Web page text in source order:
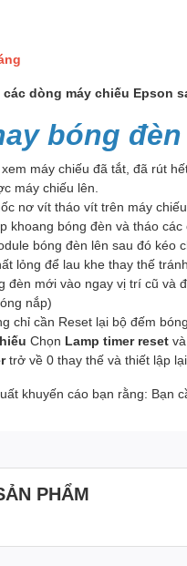
dòng máy chiếu Epson
bóng
máy chiếu đã tắt, đã rút
máy chiếu lên.
nơ vít tháo vít trên máy
khoang bóng đèn và tháo
bóng đèn lên sau đó kéo
lỏng để lau khe thay thế
đèn mới vào ngay vị trí cũ và
nắp)
chỉ cần Reset lại bộ đếm
Chọn Lamp timer reset
trở về 0 thay thế và thiết lập
khuyến cáo bạn rằng: Bạn
PHẨM